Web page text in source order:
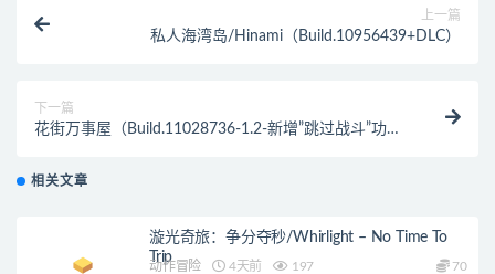
上一篇
私人海湾岛/Hinami（Build.10956439+DLC）
下一篇
花街万事屋（Build.11028736-1.2-新增”跳过战斗”功
相关文章
漩光奇旅：争分夺秒/Whirlight – No Time To
Trip
动作冒险 4天前 197 70